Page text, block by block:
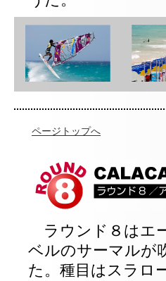
ページトップへ
ラウンド８はエ
ベルのサーマルが
た。種目はスラロ